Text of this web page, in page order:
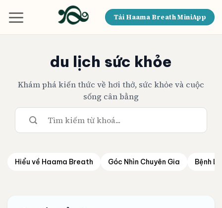
qua
Tải Haama Breath MiniApp
du lịch sức khỏe
Khám phá kiến thức về hơi thở, sức khỏe và cuộc
sống cân bằng
Hiểu về Haama Breath Góc Nhìn Chuyên Gia Bệnh